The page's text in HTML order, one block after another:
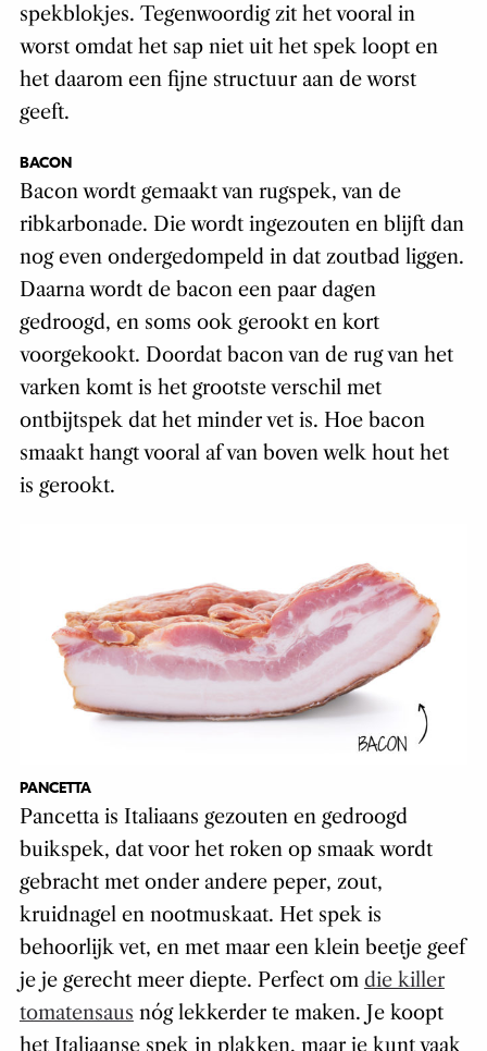
spekblokjes. Tegenwoordig zit het vooral in
worst omdat het sap niet uit het spek loopt en
het daarom een fijne structuur aan de worst
geeft.
BACON
Bacon wordt gemaakt van rugspek, van de
ribkarbonade. Die wordt ingezouten en blijft dan
nog even ondergedompeld in dat zoutbad liggen.
Daarna wordt de bacon een paar dagen
gedroogd, en soms ook gerookt en kort
voorgekookt. Doordat bacon van de rug van het
varken komt is het grootste verschil met
ontbijtspek dat het minder vet is. Hoe bacon
smaakt hangt vooral af van boven welk hout het
is gerookt.
PANCETTA
Pancetta is Italiaans gezouten en gedroogd
buikspek, dat voor het roken op smaak wordt
gebracht met onder andere peper, zout,
kruidnagel en nootmuskaat. Het spek is
behoorlijk vet, en met maar een klein beetje geef
je je gerecht meer diepte. Perfect om die killer
tomatensaus nóg lekkerder te maken. Je koopt
het Italiaanse spek in plakken, maar je kunt vaak